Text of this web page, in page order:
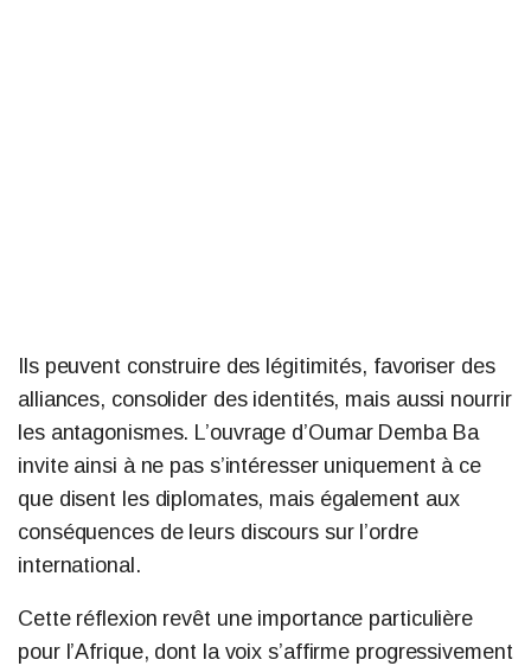
Ils peuvent construire des légitimités, favoriser des
alliances, consolider des identités, mais aussi nourrir
les antagonismes. L’ouvrage d’Oumar Demba Ba
invite ainsi à ne pas s’intéresser uniquement à ce
que disent les diplomates, mais également aux
conséquences de leurs discours sur l’ordre
international.
Cette réflexion revêt une importance particulière
pour l’Afrique, dont la voix s’affirme progressivement